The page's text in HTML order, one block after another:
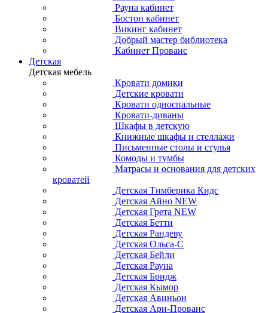
Рауна кабинет
Бостон кабинет
Викинг кабинет
Добрый мастер библиотека
Кабинет Прованс
Детская
Детская мебель
Кровати домики
Детские кровати
Кровати односпальные
Кровати-диваны
Шкафы в детскую
Книжные шкафы и стеллажи
Письменные столы и стулья
Комоды и тумбы
Матрасы и основания для детских
кроватей
Детская Тимберика Кидс
Детская Айно NEW
Детская Грета NEW
Детская Бетти
Детская Рандеву
Детская Ольса-С
Детская Бейли
Детская Рауна
Детская Бридж
Детская Кымор
Детская Авиньон
Детская Ари-Прованс